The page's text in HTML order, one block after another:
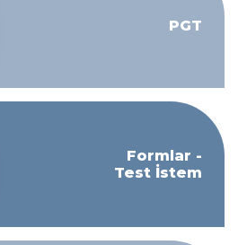
PGT
Formlar -
Test İstem